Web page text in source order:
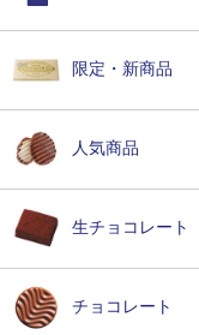
限定・新商品
人気商品
生チョコレート
チョコレート